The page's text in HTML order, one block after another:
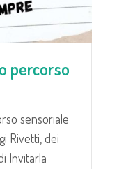
percorso
sensoriale
Rivetti, dei
Invitarla